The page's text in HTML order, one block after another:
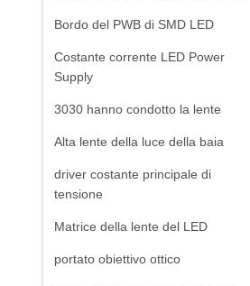
Bordo del PWB di SMD LED
Costante corrente LED Power
Supply
3030 hanno condotto la lente
Alta lente della luce della baia
driver costante principale di
tensione
Matrice della lente del LED
portato obiettivo ottico